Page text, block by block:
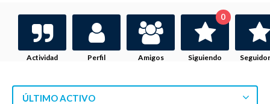
Actividad Perfil Amigos Siguiendo
0
ÚLTIMO ACTIVO